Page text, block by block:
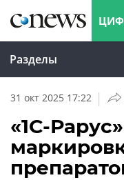
Разделы
31 окт 2025 17:22 |
«1С-